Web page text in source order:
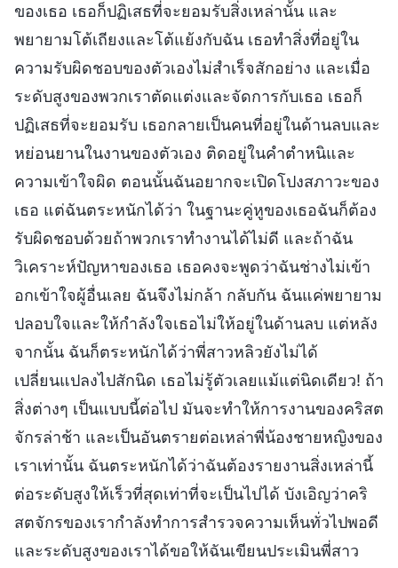
ของเธอ เธอก็ปฏิเสธที่จะยอมรับสิ่งเหล่านั้น และ
พยายามโต้เถียงและโต้แย้งกับฉัน เธอทำสิ่งที่อยู่ใน
ความรับผิดชอบของตัวเองไม่สำเร็จสักอย่าง และเมื่อ
ระดับสูงของพวกเราตัดแต่งและจัดการกับเธอ เธอก็
ปฏิเสธที่จะยอมรับ เธอกลายเป็นคนที่อยู่ในด้านลบและ
หย่อนยานในงานของตัวเอง ติดอยู่ในคำตำหนิและ
ความเข้าใจผิด ตอนนั้นฉันอยากจะเปิดโปงสภาวะของ
เธอ แต่ฉันตระหนักได้ว่า ในฐานะคู่หูของเธอฉันก็ต้อง
รับผิดชอบด้วยถ้าพวกเราทำงานได้ไม่ดี และถ้าฉัน
วิเคราะห์ปัญหาของเธอ เธอคงจะพูดว่าฉันช่างไม่เข้า
อกเข้าใจผู้อื่นเลย ฉันจึงไม่กล้า กลับกัน ฉันแค่พยายาม
ปลอบใจและให้กำลังใจเธอไม่ให้อยู่ในด้านลบ แต่หลัง
จากนั้น ฉันก็ตระหนักได้ว่าพี่สาวหลิวยังไม่ได้
เปลี่ยนแปลงไปสักนิด เธอไม่รู้ตัวเลยแม้แต่นิดเดียว! ถ้า
สิ่งต่างๆ เป็นแบบนี้ต่อไป มันจะทำให้การงานของคริสต
จักรล่าช้า และเป็นอันตรายต่อเหล่าพี่น้องชายหญิงของ
เราเท่านั้น ฉันตระหนักได้ว่าฉันต้องรายงานสิ่งเหล่านี้
ต่อระดับสูงให้เร็วที่สุดเท่าที่จะเป็นไปได้ บังเอิญว่าคริ
สตจักรของเรากำลังทำการสำรวจความเห็นทั่วไปพอดี
และระดับสูงของเราได้ขอให้ฉันเขียนประเมินพี่สาว